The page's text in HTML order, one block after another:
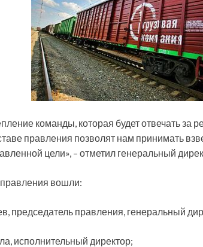
команды, которая будет отвечать за
правления позволят нам принимать
цели», – отметил генеральный
вошли:
председатель правления, генеральный
исполнительный директор;